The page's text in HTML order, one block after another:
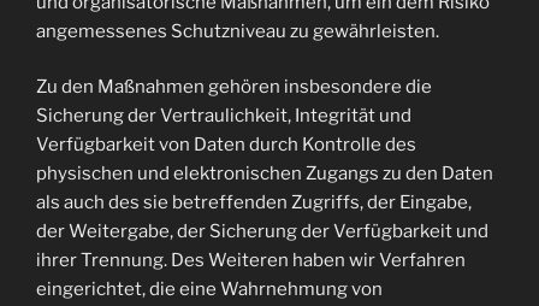
angemessenes Schutzniveau zu gewährleisten.
Zu den Maßnahmen gehören insbesondere die
Sicherung der Vertraulichkeit, Integrität und
Verfügbarkeit von Daten durch Kontrolle des
physischen und elektronischen Zugangs zu den Daten
als auch des sie betreffenden Zugriffs, der Eingabe,
der Weitergabe, der Sicherung der Verfügbarkeit und
ihrer Trennung. Des Weiteren haben wir Verfahren
eingerichtet, die eine Wahrnehmung von